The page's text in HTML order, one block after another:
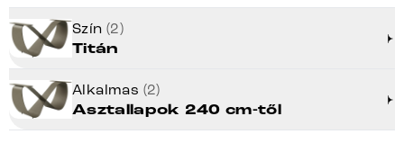
Szín (2)
Titán
Alkalmas (2)
Asztallapok 240 cm-től